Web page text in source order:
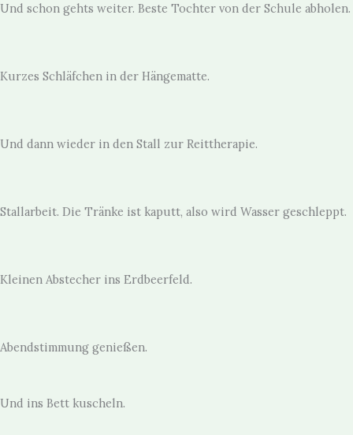
Und schon gehts weiter. Beste Tochter von der Schule abholen.
Kurzes Schläfchen in der Hängematte.
Und dann wieder in den Stall zur Reittherapie.
Stallarbeit. Die Tränke ist kaputt, also wird Wasser geschleppt.
Kleinen Abstecher ins Erdbeerfeld.
Abendstimmung genießen.
Und ins Bett kuscheln.